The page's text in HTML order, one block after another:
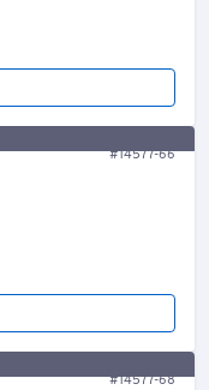
#14577-66
#14577-68